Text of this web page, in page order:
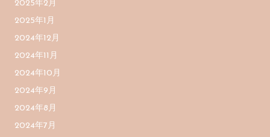
2025年2月
2025年1月
2024年12月
2024年11月
2024年10月
2024年9月
2024年8月
2024年7月